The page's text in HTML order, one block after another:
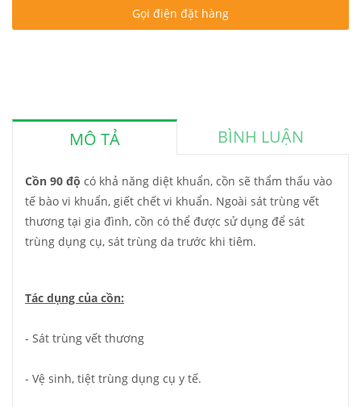
Gọi điện đặt hàng
MÔ TẢ BÌNH LUẬN
Cồn 90 độ có khả năng diệt khuẩn, cồn sẽ thẩm thấu vào
tế bào vi khuẩn, giết chết vi khuẩn. Ngoài sát trùng vết
thương tại gia đình, cồn có thể được sử dụng để sát
trùng dụng cụ, sát trùng da trước khi tiêm.
Tác dụng của cồn:
- Sát trùng vết thương
- Vệ sinh, tiệt trùng dụng cụ y tế.